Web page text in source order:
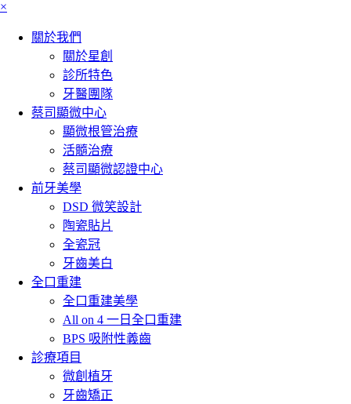
×
關於我們
關於星創
診所特色
牙醫團隊
蔡司顯微中心
顯微根管治療
活髓治療
蔡司顯微認證中心
前牙美學
DSD 微笑設計
陶瓷貼片
全瓷冠
牙齒美白
全口重建
全口重建美學
All on 4 一日全口重建
BPS 吸附性義齒
診療項目
微創植牙
牙齒矯正